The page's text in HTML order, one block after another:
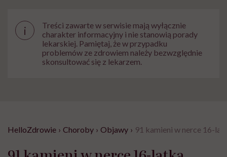
i
Treści zawarte w serwisie mają wyłącznie
charakter informacyjny i nie stanowią porady
lekarskiej. Pamiętaj, że w przypadku
problemów ze zdrowiem należy bezwzględnie
skonsultować się z lekarzem.
HelloZdrowie › Choroby › Objawy › 91 kamieni w nerce 16-